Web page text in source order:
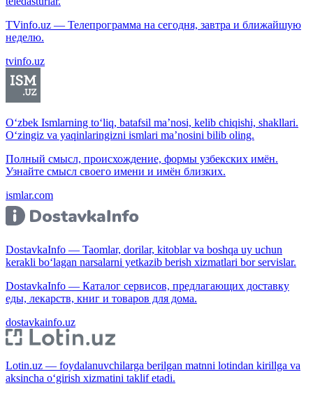
TVinfo.uz — Телепрограмма на сегодня, завтра и ближайшую
неделю.
tvinfo.uz
O‘zbek Ismlarning to‘liq, batafsil ma’nosi, kelib chiqishi, shakllari.
O‘zingiz va yaqinlaringizni ismlari ma’nosini bilib oling.
Полный смысл, происхождение, формы узбекских имён.
Узнайте смысл своего имени и имён близких.
ismlar.com
DostavkaInfo — Taomlar, dorilar, kitoblar va boshqa uy uchun
kerakli bo‘lagan narsalarni yetkazib berish xizmatlari bor servislar.
DostavkaInfo — Каталог сервисов, предлагающих доставку
еды, лекарств, книг и товаров для дома.
dostavkainfo.uz
Lotin.uz — foydalanuvchilarga berilgan matnni lotindan kirillga va
aksincha o‘girish xizmatini taklif etadi.